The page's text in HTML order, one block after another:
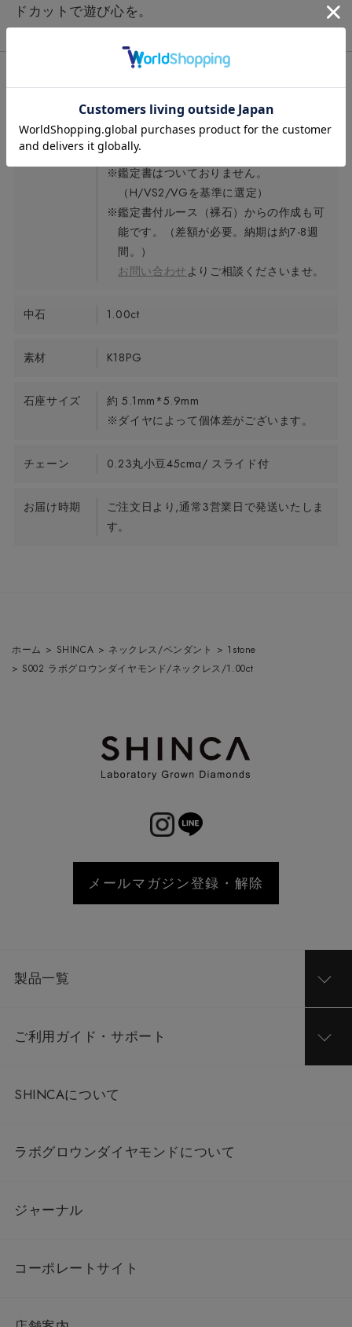
ドカットで遊び心を。
宝石
ラボグロウンダイヤモンド（合成ダイヤモ
ンド）
※鑑定書はついておりません。
（H/VS2/VGを基準に選定）
※鑑定書付ルース（裸石）からの作成も可
能です。（差額が必要。納期は約7-8週
間。）
お問い合わせ よりご相談くださいませ。
中石 1.00ct
素材 K18PG
石座サイズ
約 5.1mm*5.9mm
※ダイヤによって個体差がございます。
チェーン 0.23丸小豆45cmα/ スライド付
お届け時期
ご注文日より,通常3営業日で発送いたしま
す。
ホーム > SHINCA > ネックレス/ペンダント > 1stone
> S002 ラボグロウンダイヤモンド/ネックレス/1.00ct
メールマガジン登録・解除
製品一覧
ご利用ガイド・サポート
SHINCAについて
ラボグロウンダイヤモンドについて
ジャーナル
コーポレートサイト